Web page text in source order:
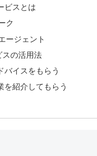
ビスとは
ク
ージェント
スの活用法
バイスをもらう
を紹介してもらう